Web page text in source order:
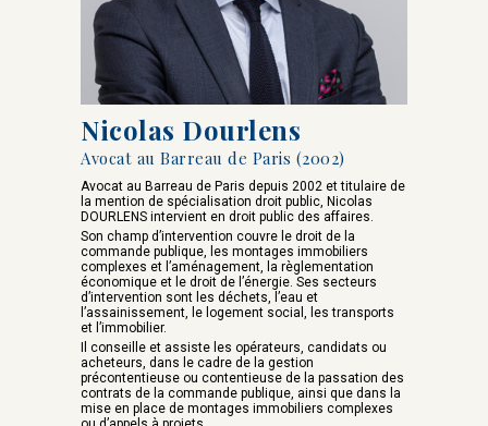
Emmanuelle
Morvan
Hugues
Vignon
Patrick Nicolas
Nicolas Dourlens
Avocat au Barreau de Paris (2002)
Avocat au Barreau de Paris depuis 2002 et titulaire de
la mention de spécialisation droit public, Nicolas
DOURLENS intervient en droit public des affaires.
Son champ d’intervention couvre le droit de la
commande publique, les montages immobiliers
complexes et l’aménagement, la règlementation
économique et le droit de l’énergie. Ses secteurs
d’intervention sont les déchets, l’eau et
l’assainissement, le logement social, les transports
et l’immobilier.
Il conseille et assiste les opérateurs, candidats ou
acheteurs, dans le cadre de la gestion
précontentieuse ou contentieuse de la passation des
contrats de la commande publique, ainsi que dans la
mise en place de montages immobiliers complexes